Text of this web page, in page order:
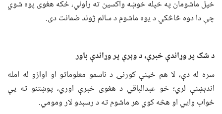
خپل ماشومان په خپله خوښه واکسین ته راولي، ځکه هغوی پوه شوي
چې دا دوه څاڅکي د یوه ماشوم د سالم ژوند ضمانت دی.
د شک پر وړاندې خبرې، د وېرې پر وړاندې باور
سره له دې، لا هم ځینې کورنۍ د ناسمو معلوماتو او اوازو له امله
اندېښنې لري؛ خو عبدالباقي د هغوی خبرې اوري، پوښتنو ته یې
ځواب وایي او هڅه کوي هر ماشوم ته د رسېدو لار ومومي.